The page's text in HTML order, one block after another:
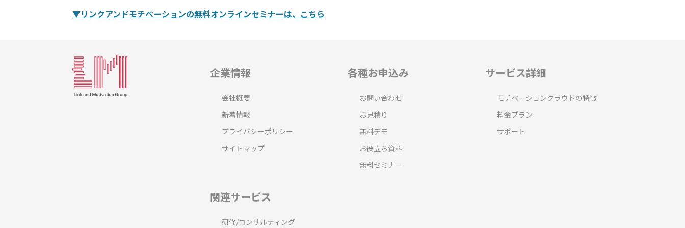
▼リンクアンドモチベーションの無料オンラインセミナーは、こちら
企業情報
会社概要
新着情報
プライバシーポリシー
サイトマップ
各種お申込み
お問い合わせ
お見積り
無料デモ
お役立ち資料
無料セミナー
サービス詳細
モチベーションクラウドの特徴
料金プラン
サポート
関連サービス
研修/コンサルティング